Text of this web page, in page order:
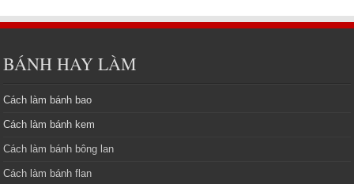
BÁNH HAY LÀM
Cách làm bánh bao
Cách làm bánh kem
Cách làm bánh bông lan
Cách làm bánh flan